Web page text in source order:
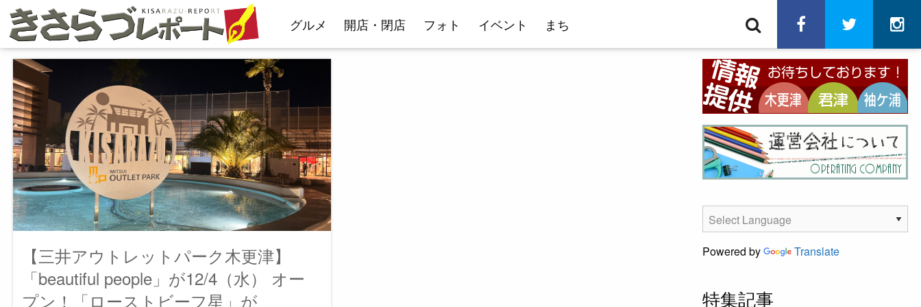
テ
グルメ 開店・閉店 フォト イベント まち facebooktwitter
【三井アウトレットパーク木更津】
「beautiful people」が12/4（水） オー
プン！「ローストビーフ星」が
Powered by Translate
特集記事